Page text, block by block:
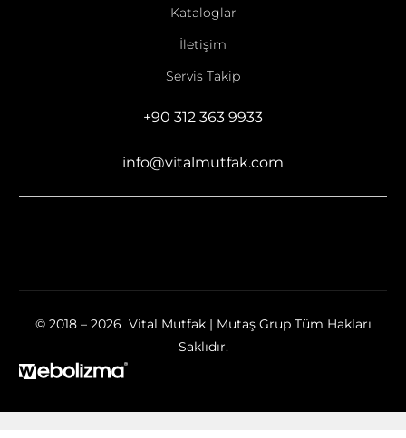
Kataloglar
İletişim
Servis Takip
+90 312 363 9933
info@vitalmutfak.com
© 2018 – 2026 Vital Mutfak | Mutaş Grup Tüm Hakları
Saklıdır.